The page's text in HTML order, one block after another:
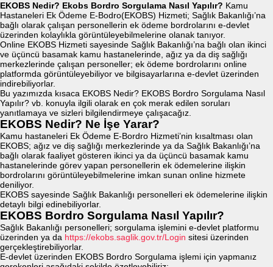
EKOBS Nedir? Ekobs Bordro Sorgulama Nasıl Yapılır? Kamu
Hastaneleri Ek Ödeme E-Bodro(EKOBS) Hizmeti; Sağlık Bakanlığı’na
bağlı olarak çalışan personellerin ek ödeme bordrolarını e-devlet
üzerinden kolaylıkla görüntüleyebilmelerine olanak tanıyor.
Online EKOBS Hizmeti sayesinde Sağlık Bakanlığı’na bağlı olan ikinci
ve üçüncü basamak kamu hastanelerinde, ağız ya da diş sağlığı
merkezlerinde çalışan personeller; ek ödeme bordrolarını online
platformda görüntüleyebiliyor ve bilgisayarlarına e-devlet üzerinden
indirebiliyorlar.
Bu yazımızda kısaca EKOBS Nedir? EKOBS Bordro Sorgulama Nasıl
Yapılır? vb. konuyla ilgili olarak en çok merak edilen soruları
yanıtlamaya ve sizleri bilgilendirmeye çalışacağız.
EKOBS Nedir? Ne İşe Yarar?
Kamu hastaneleri Ek Ödeme E-Bordro Hizmeti’nin kısaltması olan
EKOBS; ağız ve diş sağlığı merkezlerinde ya da Sağlık Bakanlığı’na
bağlı olarak faaliyet gösteren ikinci ya da üçüncü basamak kamu
hastanelerinde görev yapan personellerin ek ödemelerine ilişkin
bordrolarını görüntüleyebilmelerine imkan sunan online hizmete
deniliyor.
EKOBS sayesinde Sağlık Bakanlığı personelleri ek ödemelerine ilişkin
detaylı bilgi edinebiliyorlar.
EKOBS Bordro Sorgulama Nasıl Yapılır?
Sağlık Bakanlığı personelleri; sorgulama işlemini e-devlet platformu
üzerinden ya da https://ekobs.saglik.gov.tr/Login sitesi üzerinden
gerçekleştirebiliyorlar.
E-devlet üzerinden EKOBS Bordro Sorgulama işlemi için yapmanız